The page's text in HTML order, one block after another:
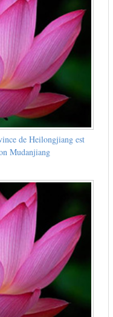
de Heilongjiang est
Mudanjiang